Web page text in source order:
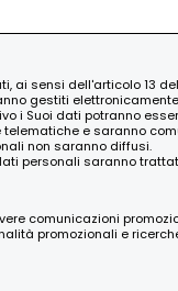
ai sensi dell'articolo 13
gestiti
i Suoi dati potranno
e saranno
non saranno diffusi.
personali saranno
comunicazioni
promozionali e